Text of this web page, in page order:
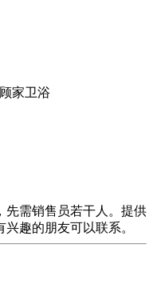
家卫浴
先需销售员若干人。提供
趣的朋友可以联系。